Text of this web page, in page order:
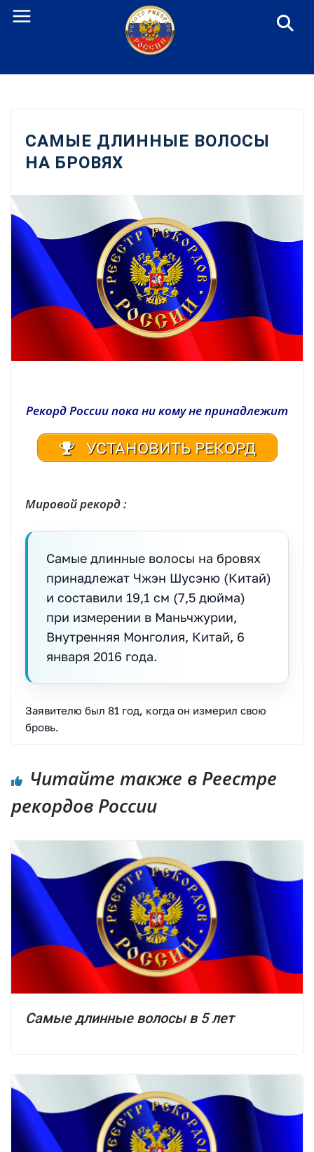
Перейти
САМЫЕ ДЛИННЫЕ ВОЛОСЫ
НА БРОВЯХ
Рекорд России пока ни кому не принадлежит
УСТАНОВИТЬ РЕКОРД
Мировой рекорд :
Самые длинные волосы на бровях
принадлежат Чжэн Шусэню (Китай)
и составили 19,1 см (7,5 дюйма)
при измерении в Маньчжурии,
Внутренняя Монголия, Китай, 6
января 2016 года.
Заявителю был 81 год, когда он измерил свою
бровь.
Читайте также в Реестре
рекордов России
Самые длинные волосы в 5 лет